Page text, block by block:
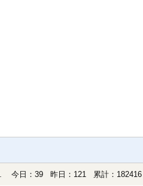
今日：39 昨日：121 累計：182416